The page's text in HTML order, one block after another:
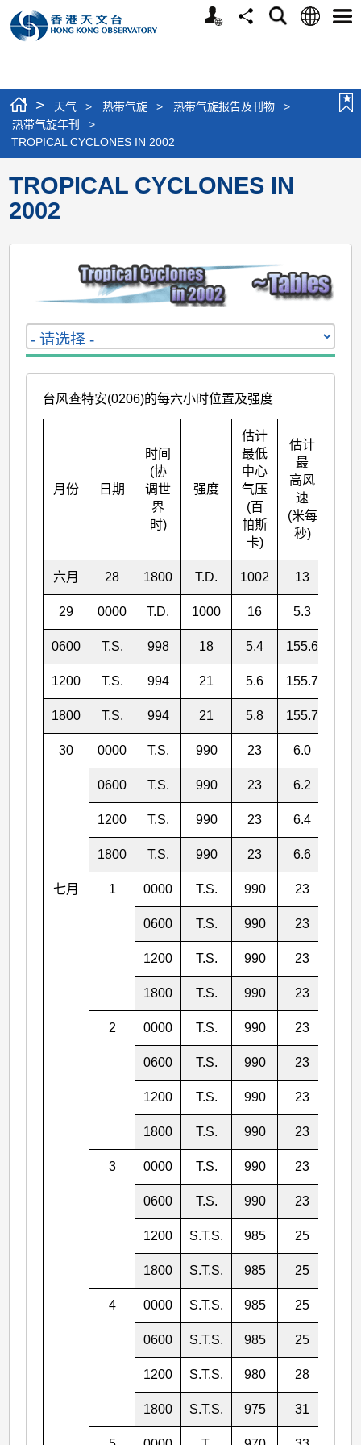
个
分
搜
语
选
> 天气 > 热带气旋 > 热带气旋报告及刊物
>
热带气旋年刊
>
TROPICAL CYCLONES IN 2002
TROPICAL CYCLONES IN
2002
台风查特安(0206)的每六小时位置及强度
月份 日期
时间
(协
调世
界
时)
强度
估计
最低
中心
气压
(百
帕斯
卡)
估计
最
高风
速
(米每
秒)
六月 28 1800 T.D. 1002 13
29 0000 T.D. 1000 16 5.3
0600 T.S. 998 18 5.4 155.6
1200 T.S. 994 21 5.6 155.7
1800 T.S. 994 21 5.8 155.7
30 0000 T.S. 990 23 6.0
0600 T.S. 990 23 6.2
1200 T.S. 990 23 6.4
1800 T.S. 990 23 6.6
七月 1 0000 T.S. 990 23
0600 T.S. 990 23
1200 T.S. 990 23
1800 T.S. 990 23
2 0000 T.S. 990 23
0600 T.S. 990 23
1200 T.S. 990 23
1800 T.S. 990 23
3 0000 T.S. 990 23
0600 T.S. 990 23
1200 S.T.S. 985 25
1800 S.T.S. 985 25
4 0000 S.T.S. 985 25
0600 S.T.S. 985 25
1200 S.T.S. 980 28
1800 S.T.S. 975 31